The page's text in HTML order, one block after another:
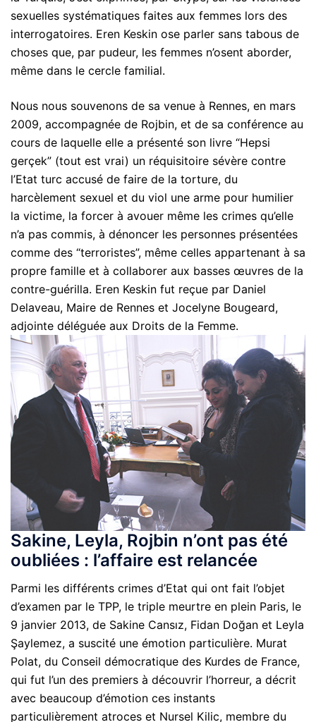
sexuelles systématiques faites aux femmes lors des
interrogatoires. Eren Keskin ose parler sans tabous de
choses que, par pudeur, les femmes n’osent aborder,
même dans le cercle familial.
Nous nous souvenons de sa venue à Rennes, en mars
2009, accompagnée de Rojbin, et de sa conférence au
cours de laquelle elle a présenté son livre “Hepsi
gerçek” (tout est vrai) un réquisitoire sévère contre
l’Etat turc accusé de faire de la torture, du
harcèlement sexuel et du viol une arme pour humilier
la victime, la forcer à avouer même les crimes qu’elle
n’a pas commis, à dénoncer les personnes présentées
comme des “terroristes”, même celles appartenant à sa
propre famille et à collaborer aux basses œuvres de la
contre-guérilla. Eren Keskin fut reçue par Daniel
Delaveau, Maire de Rennes et Jocelyne Bougeard,
adjointe déléguée aux Droits de la Femme.
Sakine, Leyla, Rojbin n’ont pas été
oubliées : l’affaire est relancée
Parmi les différents crimes d’Etat qui ont fait l’objet
d’examen par le TPP, le triple meurtre en plein Paris, le
9 janvier 2013, de Sakine Cansız, Fidan Doğan et Leyla
Şaylemez, a suscité une émotion particulière. Murat
Polat, du Conseil démocratique des Kurdes de France,
qui fut l’un des premiers à découvrir l’horreur, a décrit
avec beaucoup d’émotion ces instants
particulièrement atroces et Nursel Kilic, membre du